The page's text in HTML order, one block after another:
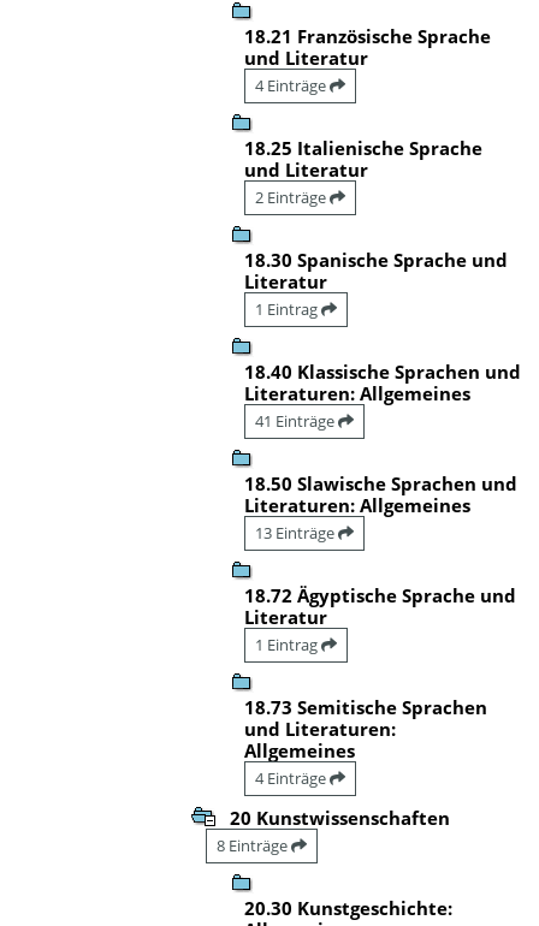
18.21 Französische Sprache
und Literatur
4 Einträge
18.25 Italienische Sprache
und Literatur
2 Einträge
18.30 Spanische Sprache und
Literatur
1 Eintrag
18.40 Klassische Sprachen und
Literaturen: Allgemeines
41 Einträge
18.50 Slawische Sprachen und
Literaturen: Allgemeines
13 Einträge
18.72 Ägyptische Sprache und
Literatur
1 Eintrag
18.73 Semitische Sprachen
und Literaturen:
Allgemeines
4 Einträge
20 Kunstwissenschaften
8 Einträge
20.30 Kunstgeschichte: